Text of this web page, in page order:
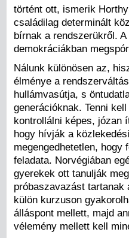
történt ott, ismerik
családilag determinált
bírnak a rendszerükről.
demokráciákban
Nálunk különösen az,
élménye a
hullámvasútja, s
generációknak. Tenni
kontrollálni képes, józan
hogy hívják a
megengedhetetlen,
feladata. Norvégiában
gyerekek ott tanulják
próbaszavazást tartanak
külön kurzuson
álláspont mellett, majd
vélemény mellett kell